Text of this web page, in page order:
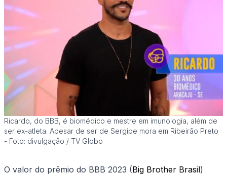
Ricardo, do BBB, é biomédico e mestre em imunologia, além de
ser ex-atleta. Apesar de ser de Sergipe mora em Ribeirão Preto
- Foto: divulgação / TV Globo
O valor do prêmio do BBB 2023 (Big Brother Brasil)